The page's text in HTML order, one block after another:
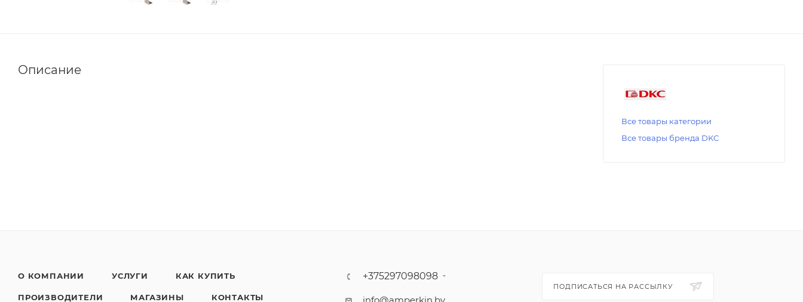
Описание
Все товары категории
Все товары бренда DKC
О КОМПАНИИ УСЛУГИ КАК КУПИТЬ
ПРОИЗВОДИТЕЛИ МАГАЗИНЫ КОНТАКТЫ
+375297098098
ПОДПИСАТЬСЯ НА РАССЫЛКУ